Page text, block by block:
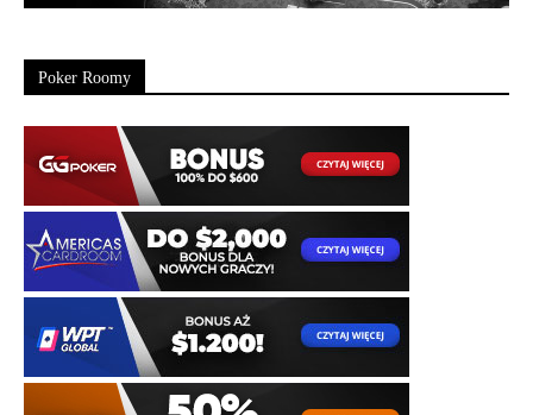
Poker Roomy